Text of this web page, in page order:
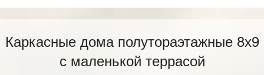
Каркасные дома полутораэтажные 8х9
с маленькой террасой